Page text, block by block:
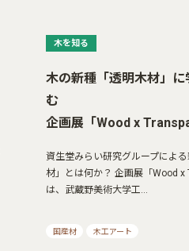
木を知る
木の新種「透明木材」
む
企画展「Wood x
資生堂みらい研究グループによ
材」とは何か？ 企画展「Wood x
は、武蔵野美術大学工…
国産材 木工アート